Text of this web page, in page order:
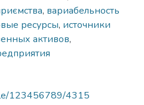
, вариабельность
ресурсы, источники
активов,
123456789/4315